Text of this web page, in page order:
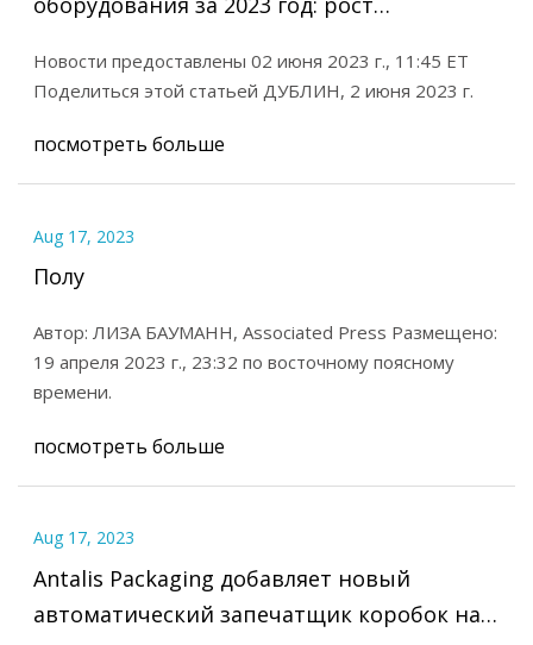
благоприятное государственное
и технологические достижения
Топливный сектор
Новости предоставлены 02 июня 2023 г., 11:45 ET
Поделиться этой статьей ДУБЛИН, 2 июня 2023 г.
посмотреть больше
Aug 17, 2023
Полу
Автор: ЛИЗА БАУМАНН, Associated Press Размещено:
19 апреля 2023 г., 23:32 по восточному поясному
времени.
посмотреть больше
Aug 17, 2023
Antalis Packaging добавляет новый
автоматический запечатщик коробок на